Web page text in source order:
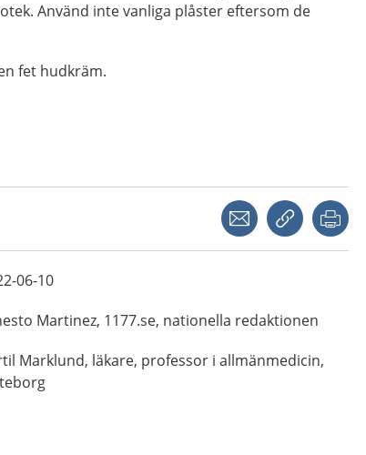
Använd inte vanliga plåster eftersom de
fet hudkräm.
Dela via mejlKopiera länk
06-10
Martinez, 1177.se, nationella redaktionen
Marklund, läkare, professor i allmänmedicin,